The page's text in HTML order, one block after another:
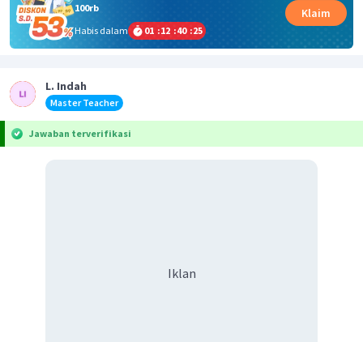
100rb
Habis dalam
01 :12 :40 :25
Klaim
L. Indah
Master Teacher
Jawaban terverifikasi
Iklan